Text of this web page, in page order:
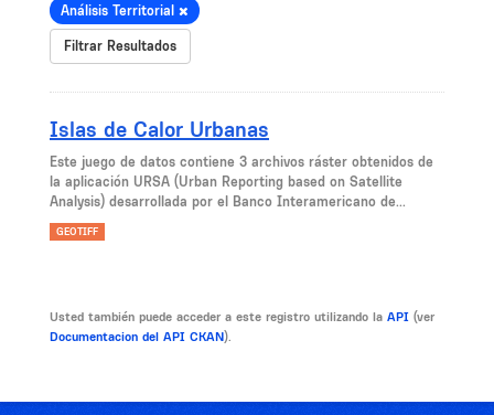
Análisis Territorial
Filtrar Resultados
Islas de Calor Urbanas
Este juego de datos contiene 3 archivos ráster obtenidos de
la aplicación URSA (Urban Reporting based on Satellite
Analysis) desarrollada por el Banco Interamericano de...
GEOTIFF
Usted también puede acceder a este registro utilizando la API (ver
Documentacion del API CKAN).